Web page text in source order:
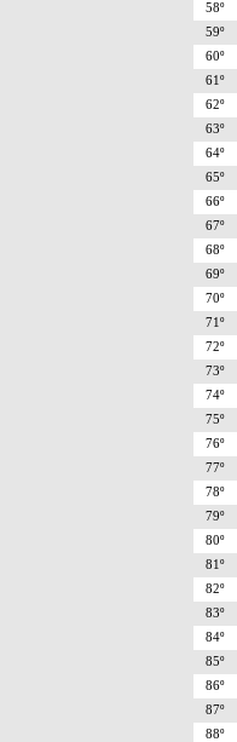
58º
59º
60º
61º
62º
63º
64º
65º
66º
67º
68º
69º
70º
71º
72º
73º
74º
75º
76º
77º
78º
79º
80º
81º
82º
83º
84º
85º
86º
87º
88º